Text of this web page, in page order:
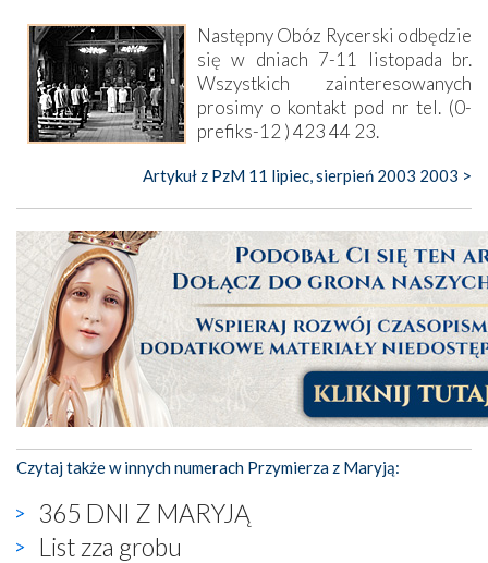
Następny Obóz Rycerski odbędzie
się w dniach 7-11 listopada br.
Wszystkich zainteresowanych
prosimy o kontakt pod nr tel. (0-
prefiks-12 ) 423 44 23.
Artykuł z PzM 11 lipiec, sierpień 2003 2003 >
Czytaj także w innych numerach Przymierza z Maryją:
365 DNI Z MARYJĄ
List zza grobu